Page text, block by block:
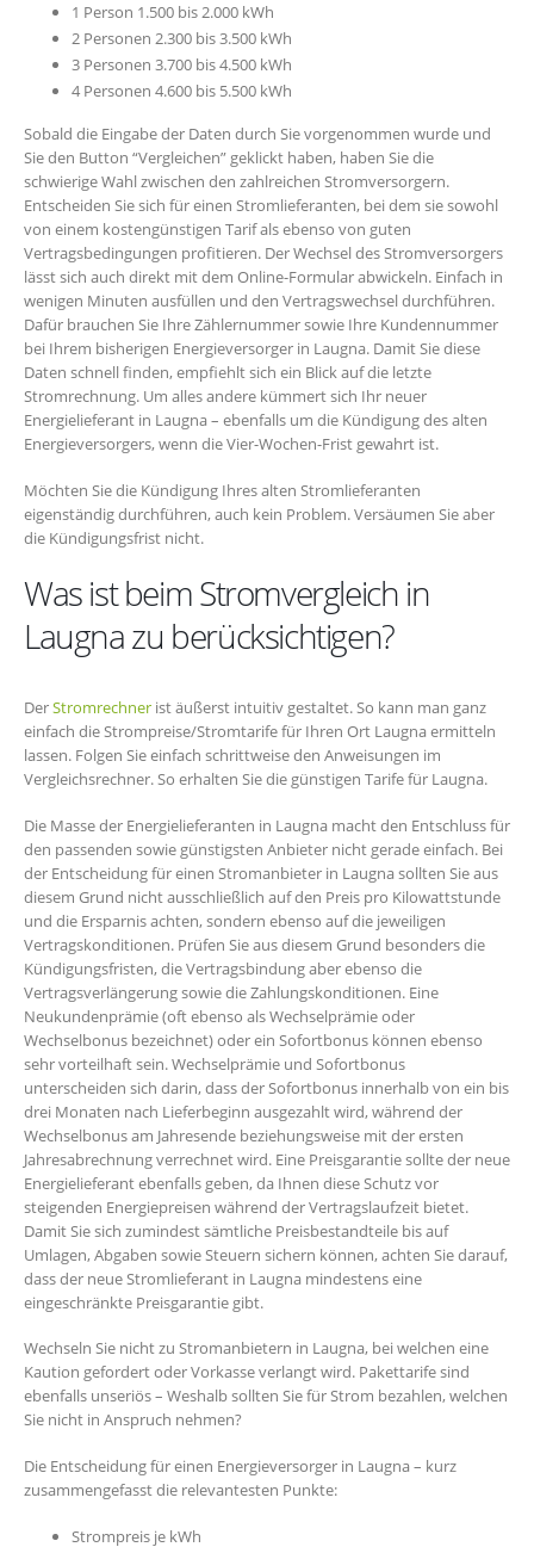
1 Person 1.500 bis 2.000 kWh
2 Personen 2.300 bis 3.500 kWh
3 Personen 3.700 bis 4.500 kWh
4 Personen 4.600 bis 5.500 kWh
Sobald die Eingabe der Daten durch Sie vorgenommen wurde und
Sie den Button “Vergleichen” geklickt haben, haben Sie die
schwierige Wahl zwischen den zahlreichen Stromversorgern.
Entscheiden Sie sich für einen Stromlieferanten, bei dem sie sowohl
von einem kostengünstigen Tarif als ebenso von guten
Vertragsbedingungen profitieren. Der Wechsel des Stromversorgers
lässt sich auch direkt mit dem Online-Formular abwickeln. Einfach in
wenigen Minuten ausfüllen und den Vertragswechsel durchführen.
Dafür brauchen Sie Ihre Zählernummer sowie Ihre Kundennummer
bei Ihrem bisherigen Energieversorger in Laugna. Damit Sie diese
Daten schnell finden, empfiehlt sich ein Blick auf die letzte
Stromrechnung. Um alles andere kümmert sich Ihr neuer
Energielieferant in Laugna – ebenfalls um die Kündigung des alten
Energieversorgers, wenn die Vier-Wochen-Frist gewahrt ist.
Möchten Sie die Kündigung Ihres alten Stromlieferanten
eigenständig durchführen, auch kein Problem. Versäumen Sie aber
die Kündigungsfrist nicht.
Was ist beim Stromvergleich in
Laugna zu berücksichtigen?
DerStromrechner ist äußerst intuitiv gestaltet. So kann man ganz
einfach die Strompreise/Stromtarife für Ihren Ort Laugna ermitteln
lassen. Folgen Sie einfach schrittweise den Anweisungen im
Vergleichsrechner. So erhalten Sie die günstigen Tarife für Laugna.
Die Masse der Energielieferanten in Laugna macht den Entschluss für
den passenden sowie günstigsten Anbieter nicht gerade einfach. Bei
der Entscheidung für einen Stromanbieter in Laugna sollten Sie aus
diesem Grund nicht ausschließlich auf den Preis pro Kilowattstunde
und die Ersparnis achten, sondern ebenso auf die jeweiligen
Vertragskonditionen. Prüfen Sie aus diesem Grund besonders die
Kündigungsfristen, die Vertragsbindung aber ebenso die
Vertragsverlängerung sowie die Zahlungskonditionen. Eine
Neukundenprämie (oft ebenso als Wechselprämie oder
Wechselbonus bezeichnet) oder ein Sofortbonus können ebenso
sehr vorteilhaft sein. Wechselprämie und Sofortbonus
unterscheiden sich darin, dass der Sofortbonus innerhalb von ein bis
drei Monaten nach Lieferbeginn ausgezahlt wird, während der
Wechselbonus am Jahresende beziehungsweise mit der ersten
Jahresabrechnung verrechnet wird. Eine Preisgarantie sollte der neue
Energielieferant ebenfalls geben, da Ihnen diese Schutz vor
steigenden Energiepreisen während der Vertragslaufzeit bietet.
Damit Sie sich zumindest sämtliche Preisbestandteile bis auf
Umlagen, Abgaben sowie Steuern sichern können, achten Sie darauf,
dass der neue Stromlieferant in Laugna mindestens eine
eingeschränkte Preisgarantie gibt.
Wechseln Sie nicht zu Stromanbietern in Laugna, bei welchen eine
Kaution gefordert oder Vorkasse verlangt wird. Pakettarife sind
ebenfalls unseriös – Weshalb sollten Sie für Strom bezahlen, welchen
Sie nicht in Anspruch nehmen?
Die Entscheidung für einen Energieversorger in Laugna – kurz
zusammengefasst die relevantesten Punkte:
Strompreis je kWh